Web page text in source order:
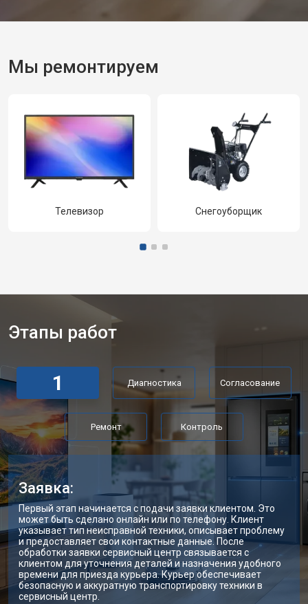
Мы ремонтируем
Телевизор Снегоуборщик
Этапы работ
1 Диагностика Согласование
Ремонт Контроль
Заявка:
Первый этап начинается с подачи заявки клиентом. Это
может быть сделано онлайн или по телефону. Клиент
указывает тип неисправной техники, описывает проблему
и предоставляет свои контактные данные. После
обработки заявки сервисный центр связывается с
клиентом для уточнения деталей и назначения удобного
времени для приезда курьера. Курьер обеспечивает
безопасную и аккуратную транспортировку техники в
сервисный центр.